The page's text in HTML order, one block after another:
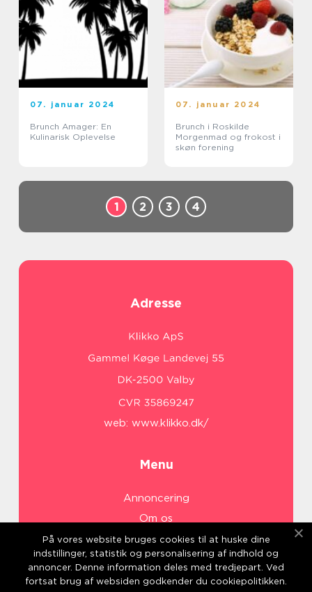
07. januar 2024
Brunch Amager: En
Kulinarisk Oplevelse
07. januar 2024
Brunch i Roskilde
Morgenmad og frokost i
skøn forening
1 2 3 4
Adresse
web: www.klikko.dk/
Menu
Annoncering
Om os
Cookies
Kontakt os
Sitemap
På vores website bruges cookies til at huske dine
indstillinger, statistik og personalisering af indhold og
annoncer. Denne information deles med tredjepart. Ved
fortsat brug af websiden godkender du cookiepolitikken.